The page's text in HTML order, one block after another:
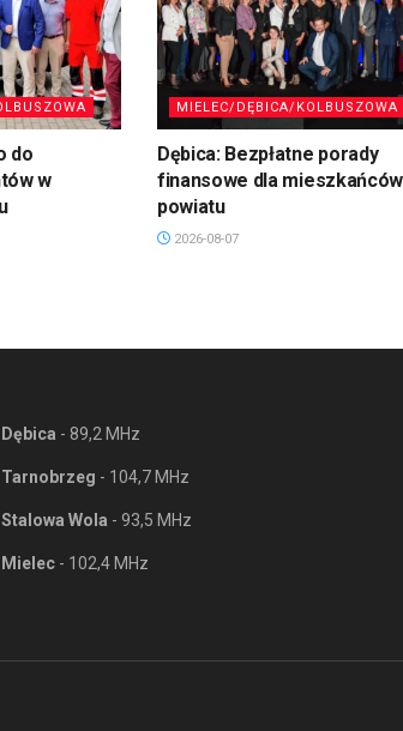
do
w
MIELEC/DĘBICA/KOLBUSZOWA
Dębica: Bezpłatne porady
finansowe dla mieszkańców
powiatu
2026-08-07
Dębica - 89,2 MHz
Tarnobrzeg - 104,7 MHz
Stalowa Wola - 93,5 MHz
Mielec - 102,4 MHz